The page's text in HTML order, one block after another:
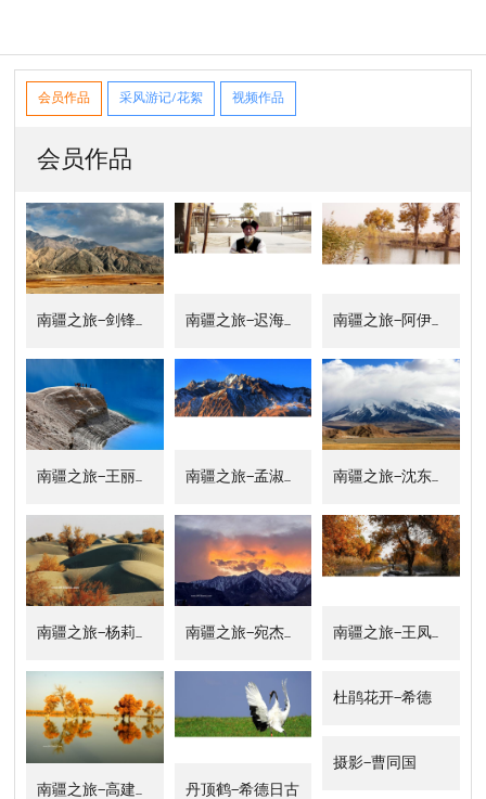
会员作品 采风游记/花絮 视频作品
会员作品
南疆之旅—迟海波摄影
南疆之旅—王丽摄影 南疆之旅—孟淑静摄影 南疆之旅—沈东滨摄影
南疆之旅—杨莉摄影 南疆之旅—宛杰胜摄影 南疆之旅—王凤莲摄影
丹顶鹤—希德日古
杜鹃花开—希德
摄影—曹同国